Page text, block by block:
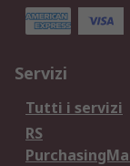
Servizi
Tutti i servizi
RS